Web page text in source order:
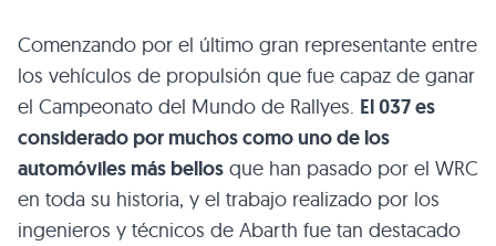
Comenzando por el último gran representante entre
los vehículos de propulsión que fue capaz de ganar
el Campeonato del Mundo de Rallyes. El 037 es
considerado por muchos como uno de los
automóviles más bellos que han pasado por el WRC
en toda su historia, y el trabajo realizado por los
ingenieros y técnicos de Abarth fue tan destacado